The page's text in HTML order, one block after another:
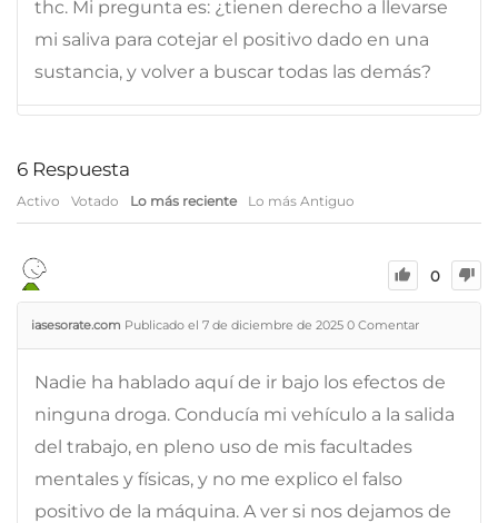
thc. Mi pregunta es: ¿tienen derecho a llevarse
mi saliva para cotejar el positivo dado en una
sustancia, y volver a buscar todas las demás?
6 Respuesta
Activo Votado Lo más reciente Lo más Antiguo
0
iasesorate.com Publicado el 7 de diciembre de 2025 0 Comentar
Nadie ha hablado aquí de ir bajo los efectos de
ninguna droga. Conducía mi vehículo a la salida
del trabajo, en pleno uso de mis facultades
mentales y físicas, y no me explico el falso
positivo de la máquina. A ver si nos dejamos de